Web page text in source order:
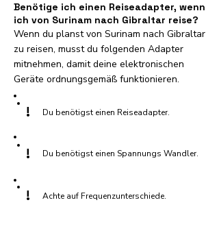
Benötige ich einen Reiseadapter, wenn
ich von Surinam nach Gibraltar reise?
Wenn du planst von Surinam nach Gibraltar
zu reisen, musst du folgenden Adapter
mitnehmen, damit deine elektronischen
Geräte ordnungsgemäß funktionieren.
! Du benötigst einen Reiseadapter.
! Du benötigst einen Spannungs Wandler.
! Achte auf Frequenzunterschiede.